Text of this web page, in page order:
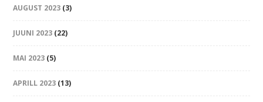
AUGUST 2023 (3)
JUUNI 2023 (22)
MAI 2023 (5)
APRILL 2023 (13)